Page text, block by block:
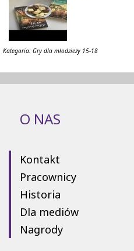
Kategoria: Gry dla młodzieży 15-18
O NAS
Kontakt
Pracownicy
Historia
Dla mediów
Nagrody